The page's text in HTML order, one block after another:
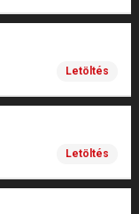
Letöltés
Letöltés